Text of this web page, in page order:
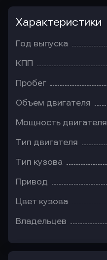
Характеристики
Год выпуска
КПП
Пробег
Объем двигателя
Мощность двигателя
Тип двигателя
Тип кузова
Привод
Цвет кузова
Владельцев